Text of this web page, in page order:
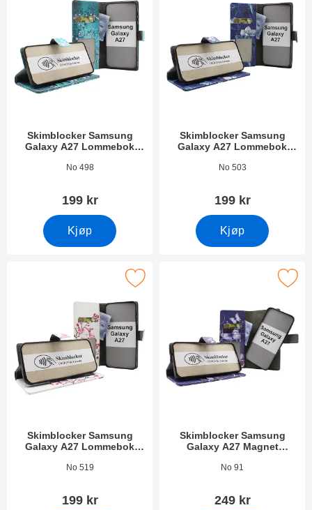
Skimblocker Samsung
Galaxy A27 Lommebok
Varenummer 55402
No 498
199 kr
Kjøp
Skimblocker Samsung
Galaxy A27 Lommebok
Varenummer 55403
No 503
199 kr
Kjøp
Skimblocker Samsung
Galaxy A27 Lommebok
Varenummer 55404
No 519
199 kr
Samsung Galaxy A27 Lommebok Deksel Design som
Skimblocker Samsung
Galaxy A27 Magnet
Varenummer 55405
No 91
249 kr
Merk skimblocker Samsung Galaxy A27